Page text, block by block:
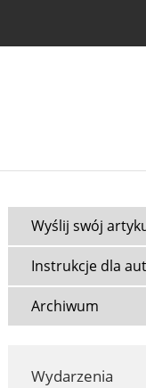
Wyślij swój
Instrukcje dla
Archiwum
Wydarzenia